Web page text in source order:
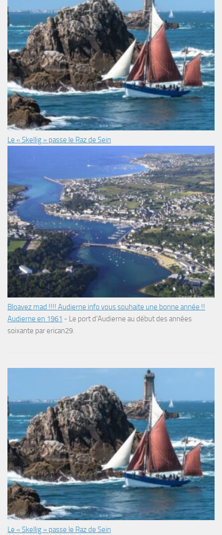
Le « Skellig » passe le Raz de Sein
Bloavez mad !!!! Audierne info vous souhaite une bonne année !!
Audierne en 1961 - Le port d’Audierne au début des années
soixante par erican29.
Le « Skellig » passe le Raz de Sein